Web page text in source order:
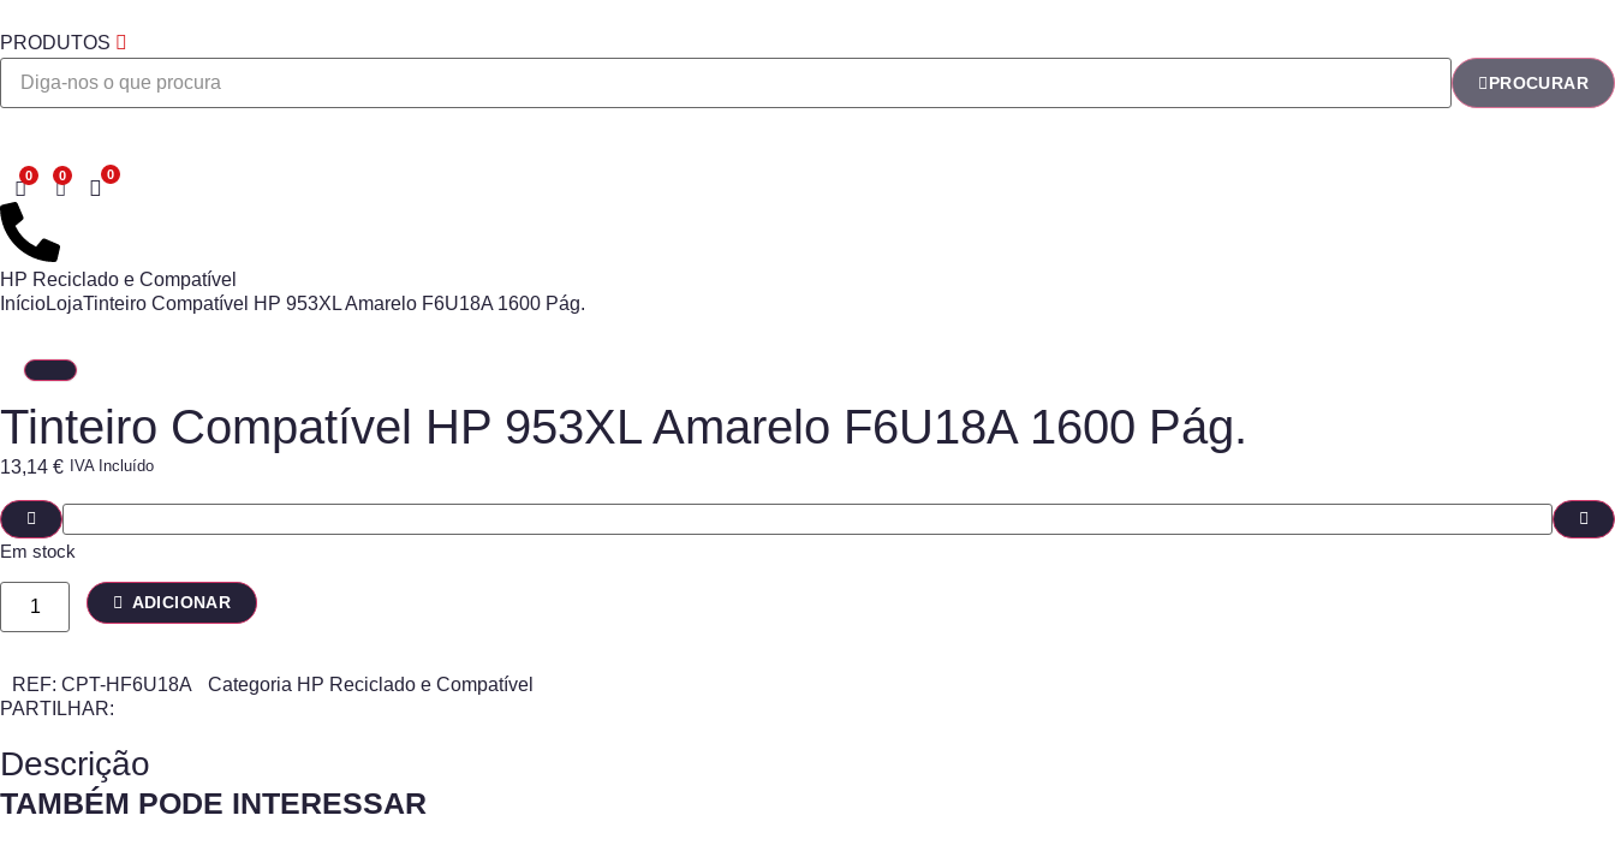
PRODUTOS
PROCURAR
Desejo
HP Reciclado e Compatível
InícioLojaTinteiro Compatível HP 953XL Amarelo F6U18A 1600 Pág.
Tinteiro Compatível HP 953XL Amarelo F6U18A 1600 Pág.
13,14 € IVA Incluído
Em stock
ADICIONAR
REF: CPT-HF6U18A Categoria HP Reciclado e Compatível
PARTILHAR:
Descrição
TAMBÉM PODE INTERESSAR